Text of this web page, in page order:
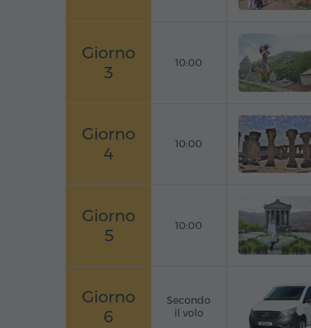
Giorno
3
10:00
Giorno
4
10:00
Giorno
5
10:00
Giorno
6
Secondo
il volo